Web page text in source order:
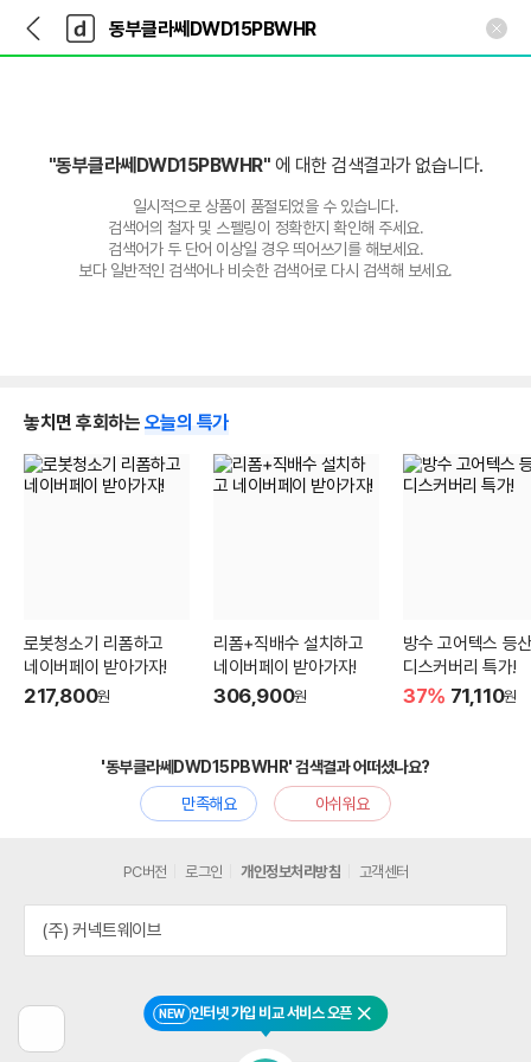
다
나
와
가
다
와
"동부클라쎄DWD15PBWHR" 에 대한 검색결과가 없습니다.
일시적으로 상품이 품절되었을 수 있습니다.
검색어의 철자 및 스펠링이 정확한지 확인해 주세요.
검색어가 두 단어 이상일 경우 띄어쓰기를 해보세요.
보다 일반적인 검색어나 비슷한 검색어로 다시 검색해 보세요.
놓치면 후회하는 오늘의 특가
로봇청소기 리폼하고
네이버페이 받아가자!
217,800원
리폼+직배수 설치하고
네이버페이 받아가자!
306,900원
방수 고어텍스 등
디스커버리 특가!
37% 71,110원
'동부클라쎄DWD15PBWHR' 검색결과 어떠셨나요?
만족해요
아쉬워요
전
NEW 인터넷 가입 비교 서비스 오픈 닫기
PC버전 로그인 개인정보처리방침 고객센터
(주) 커넥트웨이브